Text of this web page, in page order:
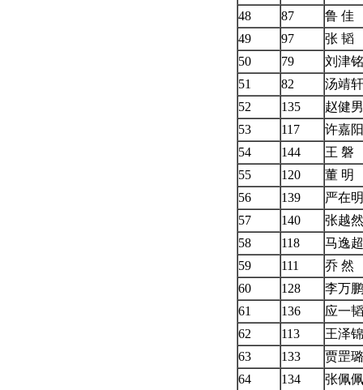
48
87
鲁 佳
49
97
张 韬
50
79
刘津铭
51
82
汤靖轩
52
135
赵健男
53
117
许嘉阳
54
144
王 磐
55
120
董 明
56
139
严在明
57
140
张越然
58
118
马逸超
59
111
乔 然
60
128
李万鹏
61
136
应一韬
62
113
王泽锦
63
133
贾罡璐
64
134
张佩佩